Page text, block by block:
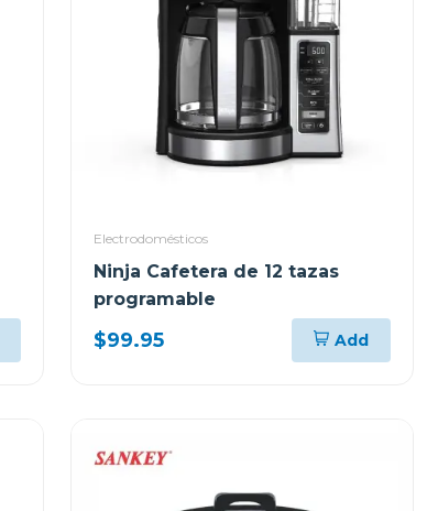
Electrodomésticos
Ninja Cafetera de 12 tazas
programable
$99.95 Add